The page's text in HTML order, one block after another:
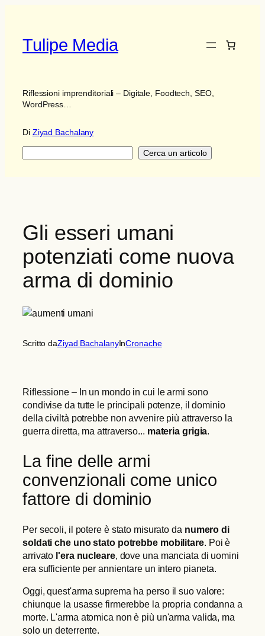
contenuto
Tulipe Media
Riflessioni imprenditoriali – Digitale, Foodtech, SEO,
WordPress…
Di Ziyad Bachalany
Cerca un articolo
Gli esseri umani
potenziati come nuova
arma di dominio
Scritto daZiyad BachalanyInCronache
Riflessione – In un mondo in cui le armi sono
condivise da tutte le principali potenze, il dominio
della civiltà potrebbe non avvenire più attraverso la
guerra diretta, ma attraverso... materia grigia.
La fine delle armi
convenzionali come unico
fattore di dominio
Per secoli, il potere è stato misurato da numero di
soldati che uno stato potrebbe mobilitare. Poi è
arrivato l'era nucleare, dove una manciata di uomini
era sufficiente per annientare un intero pianeta.
Oggi, quest'arma suprema ha perso il suo valore:
chiunque la usasse firmerebbe la propria condanna a
morte. L'arma atomica non è più un'arma valida, ma
solo un deterrente.